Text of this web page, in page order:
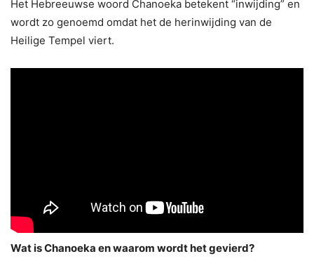
Het Hebreeuwse woord Chanoeka betekent “inwijding” en
wordt zo genoemd omdat het de herinwijding van de
Heilige Tempel viert.
Wat is Chanoeka en waarom wordt het gevierd?